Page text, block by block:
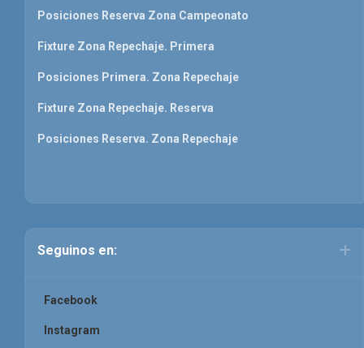
Posiciones Reserva Zona Campeonato
Fixture Zona Repechaje. Primera
Posiciones Primera. Zona Repechaje
Fixture Zona Repechaje. Reserva
Posiciones Reserva. Zona Repechaje
Seguinos en:
Facebook
Instagram